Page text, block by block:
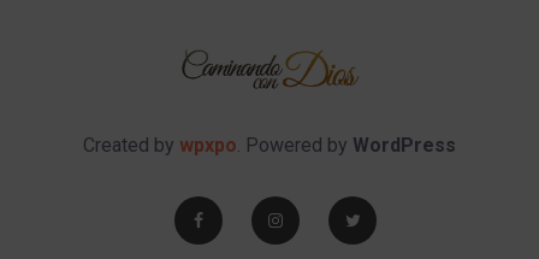
Created by wpxpo. Powered by WordPress